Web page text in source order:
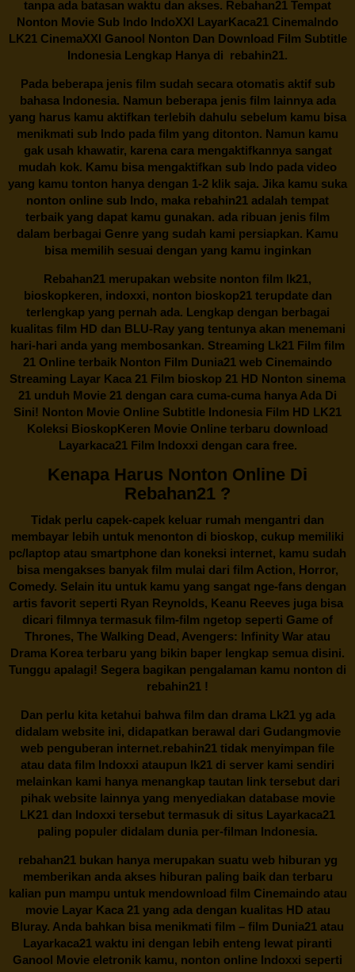
tanpa ada batasan waktu dan akses. Rebahan21 Tempat
Nonton Movie Sub Indo IndoXXI LayarKaca21 CinemaIndo
LK21 CinemaXXI Ganool Nonton Dan Download Film Subtitle
Indonesia Lengkap Hanya di rebahin21.
Pada beberapa jenis film sudah secara otomatis aktif sub
bahasa Indonesia. Namun beberapa jenis film lainnya ada
yang harus kamu aktifkan terlebih dahulu sebelum kamu bisa
menikmati sub Indo pada film yang ditonton. Namun kamu
gak usah khawatir, karena cara mengaktifkannya sangat
mudah kok. Kamu bisa mengaktifkan sub Indo pada video
yang kamu tonton hanya dengan 1-2 klik saja. Jika kamu suka
nonton online sub Indo, maka rebahin21 adalah tempat
terbaik yang dapat kamu gunakan. ada ribuan jenis film
dalam berbagai Genre yang sudah kami persiapkan. Kamu
bisa memilih sesuai dengan yang kamu inginkan
Rebahan21 merupakan website nonton film lk21,
bioskopkeren, indoxxi, nonton bioskop21 terupdate dan
terlengkap yang pernah ada. Lengkap dengan berbagai
kualitas film HD dan BLU-Ray yang tentunya akan menemani
hari-hari anda yang membosankan. Streaming Lk21 Film film
21 Online terbaik Nonton Film Dunia21 web Cinemaindo
Streaming Layar Kaca 21 Film bioskop 21 HD Nonton sinema
21 unduh Movie 21 dengan cara cuma-cuma hanya Ada Di
Sini! Nonton Movie Online Subtitle Indonesia Film HD LK21
Koleksi BioskopKeren Movie Online terbaru download
Layarkaca21 Film Indoxxi dengan cara free.
Kenapa Harus Nonton Online Di
Rebahan21 ?
Tidak perlu capek-capek keluar rumah mengantri dan
membayar lebih untuk menonton di bioskop, cukup memiliki
pc/laptop atau smartphone dan koneksi internet, kamu sudah
bisa mengakses banyak film mulai dari film Action, Horror,
Comedy. Selain itu untuk kamu yang sangat nge-fans dengan
artis favorit seperti Ryan Reynolds, Keanu Reeves juga bisa
dicari filmnya termasuk film-film ngetop seperti Game of
Thrones, The Walking Dead, Avengers: Infinity War atau
Drama Korea terbaru yang bikin baper lengkap semua disini.
Tunggu apalagi! Segera bagikan pengalaman kamu nonton di
rebahin21 !
Dan perlu kita ketahui bahwa film dan dramaLk21yg ada
didalam website ini, didapatkan berawal dari Gudangmovie
web penguberan internet.rebahin21 tidak menyimpan file
atau data film Indoxxi ataupun lk21 di server kami sendiri
melainkan kami hanya menangkap tautan link tersebut dari
pihak website lainnya yang menyediakan database movie
LK21 dan Indoxxi tersebut termasuk di situs Layarkaca21
paling populer didalam dunia per-filman Indonesia.
rebahan21bukan hanya merupakan suatu web hiburan yg
memberikan anda akses hiburan paling baik dan terbaru
kalian pun mampu untuk mendownload film Cinemaindo atau
movie Layar Kaca 21 yang ada dengan kualitas HD atau
Bluray. Anda bahkan bisa menikmati film – film Dunia21 atau
Layarkaca21 waktu ini dengan lebih enteng lewat piranti
Ganool Movie eletronik kamu, nonton online Indoxxi seperti